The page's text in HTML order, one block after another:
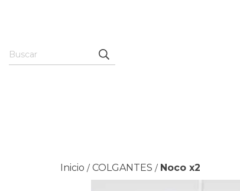
Inicio / COLGANTES / Noco x2